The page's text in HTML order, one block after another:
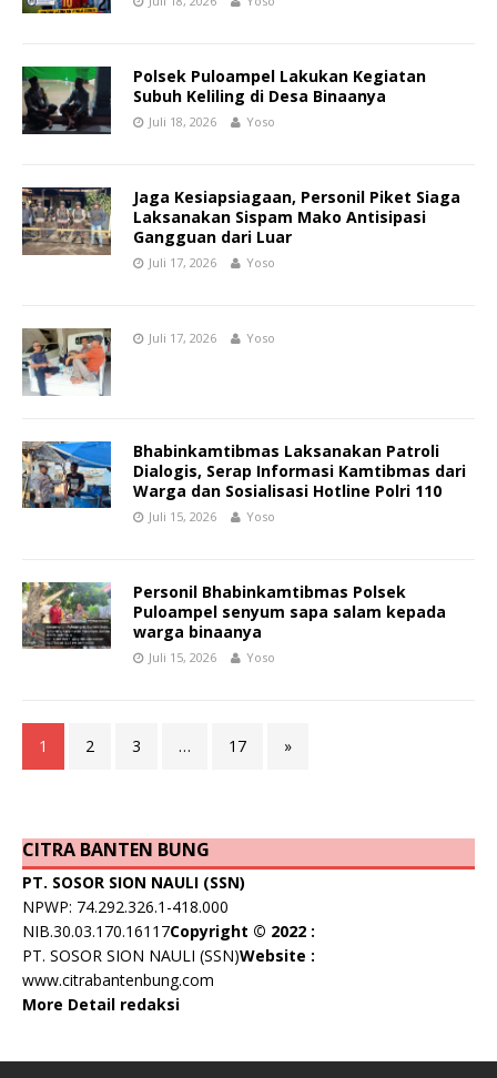
Polsek Puloampel Lakukan Kegiatan
Subuh Keliling di Desa Binaanya
Juli 18, 2026 Yoso
Jaga Kesiapsiagaan, Personil Piket Siaga
Laksanakan Sispam Mako Antisipasi
Gangguan dari Luar
Juli 17, 2026 Yoso
Juli 17, 2026 Yoso
Bhabinkamtibmas Laksanakan Patroli
Dialogis, Serap Informasi Kamtibmas dari
Warga dan Sosialisasi Hotline Polri 110
Juli 15, 2026 Yoso
Personil Bhabinkamtibmas Polsek
Puloampel senyum sapa salam kepada
warga binaanya
Juli 15, 2026 Yoso
1 2 3 … 17 »
CITRA BANTEN BUNG
PT. SOSOR SION NAULI (SSN)
NPWP: 74.292.326.1-418.000
NIB.30.03.170.16117Copyright © 2022 :
PT. SOSOR SION NAULI (SSN)Website :
www.citrabantenbung.com
More Detail redaksi